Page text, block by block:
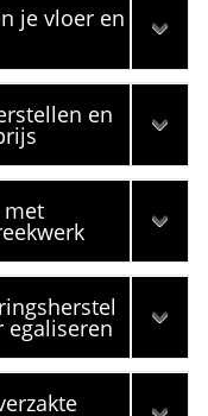
je vloer en
en
met
egaliseren